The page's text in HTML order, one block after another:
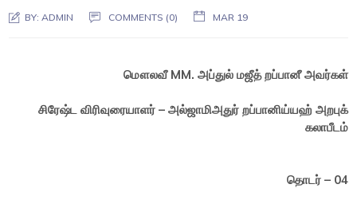
BY:ADMIN COMMENTS (0) MAR 19
மௌலவீ MM. அப்துல் மஜீத் றப்பானீ அவர்கள்
சிரேஷ்ட விரிவுரையாளர் – அல்ஜாமிஅதுர் றப்பானிய்யஹ் அறபுக்
கலாபீடம்
தொடர்– 04